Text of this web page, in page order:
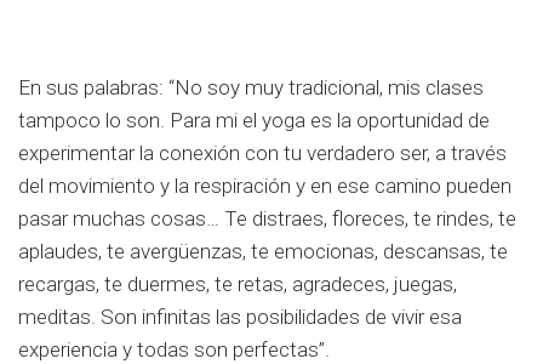
En sus palabras: “No soy muy tradicional, mis clases
tampoco lo son. Para mi el yoga es la oportunidad de
experimentar la conexión con tu verdadero ser, a través
del movimiento y la respiración y en ese camino pueden
pasar muchas cosas… Te distraes, floreces, te rindes, te
aplaudes, te avergüenzas, te emocionas, descansas, te
recargas, te duermes, te retas, agradeces, juegas,
meditas. Son infinitas las posibilidades de vivir esa
experiencia y todas son perfectas”.